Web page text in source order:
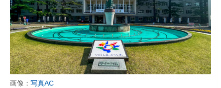
画像： 写真AC